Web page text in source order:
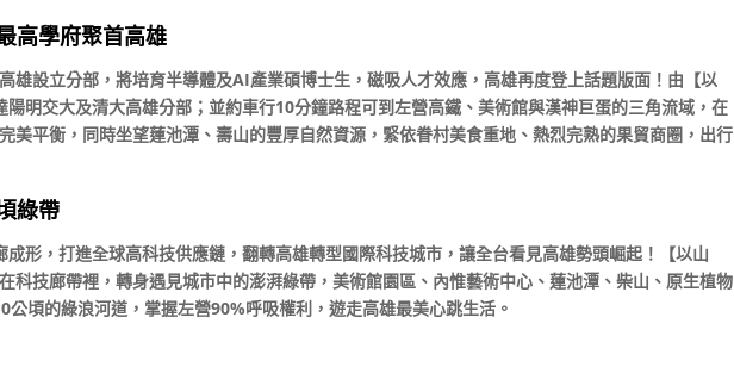
高學府聚首高雄
雄設立分部，將培育半導體及AI產業碩博士生，磁吸人才效應，高雄再度登上話題版面！由【以
明交大及清大高雄分部；並約車行10分鐘路程可到左營高鐵、美術館與漢神巨蛋的三角流域，在
美平衡，同時坐望蓮池潭、壽山的豐厚自然資源，緊依眷村美食重地、熱烈完熟的果貿商圈，出行
綠帶
成形，打進全球高科技供應鏈，翻轉高雄轉型國際科技城市，讓全台看見高雄勢頭崛起！【以山
科技廊帶裡，轉身遇見城市中的澎湃綠帶，美術館園區、內惟藝術中心、蓮池潭、柴山、原生植物
公頃的綠浪河道，掌握左營90%呼吸權利，遊走高雄最美心跳生活。